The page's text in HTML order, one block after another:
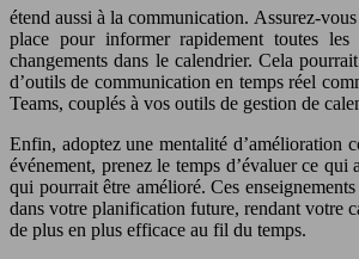
étend aussi à la communication. Assurez-
place pour informer rapidement toutes les
changements dans le calendrier. Cela
d’outils de communication en temps réel
Teams, couplés à vos outils de gestion de
Enfin, adoptez une mentalité d’amélioration
événement, prenez le temps d’évaluer ce qui
qui pourrait être amélioré. Ces
dans votre planification future, rendant votre
de plus en plus efficace au fil du temps.